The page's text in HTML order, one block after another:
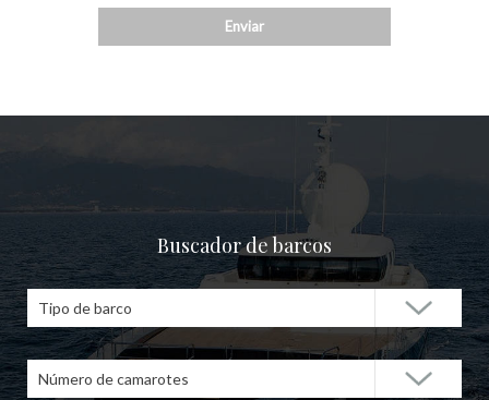
Buscador de barcos
Tipo de barco
Número de camarotes